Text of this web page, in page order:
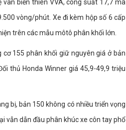
biến thiên VVA, công suất 17,7 mã
vòng/phút. Xe đi kèm hộp số 6 cấp
trên các mẫu môtô phân khối lớn.
155 phân khối giữ nguyên giá ở bản
thủ Honda Winner giá 45,9-49,9 triệu
bị, bản 150 không có nhiều triển vọng
vẫn dẫn đầu phân khúc xe côn tay phổ